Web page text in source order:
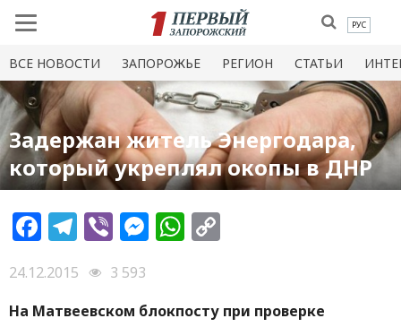
РУС
ВСЕ НОВОСТИ ЗАПОРОЖЬЕ РЕГИОН СТАТЬИ
Задержан житель Энергодара,
который укреплял окопы в ДНР
Facebook
Telegram
ViberMessenger
WhatsApp
24.12.2015
3 593
На Матвеевском блокпосту при проверке